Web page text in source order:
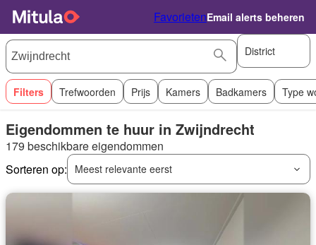
FavorietenEmail alerts beheren
District
Filters Trefwoorden Prijs Kamers Badkamers Type
Eigendommen te huur in Zwijndrecht
179 beschikbare eigendommen
Sorteren op:
Meest relevante eerst